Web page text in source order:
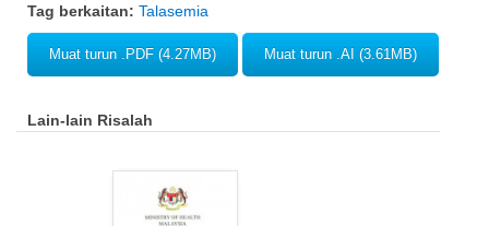
Tag berkaitan: Talasemia
Muat turun .PDF (4.27MB) Muat turun .AI (3.61MB)
Lain-lain Risalah